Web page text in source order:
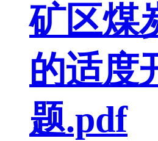
矿区煤
的适度
题.pdf